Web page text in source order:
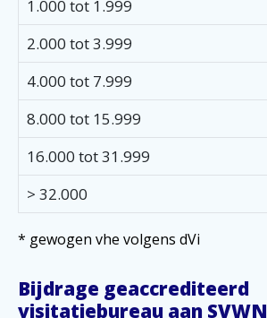
1.000 tot 1.999
2.000 tot 3.999
4.000 tot 7.999
8.000 tot 15.999
16.000 tot 31.999
> 32.000
* gewogen vhe volgens dVi
Bijdrage geaccrediteerd
visitatiebureau aan SVWN